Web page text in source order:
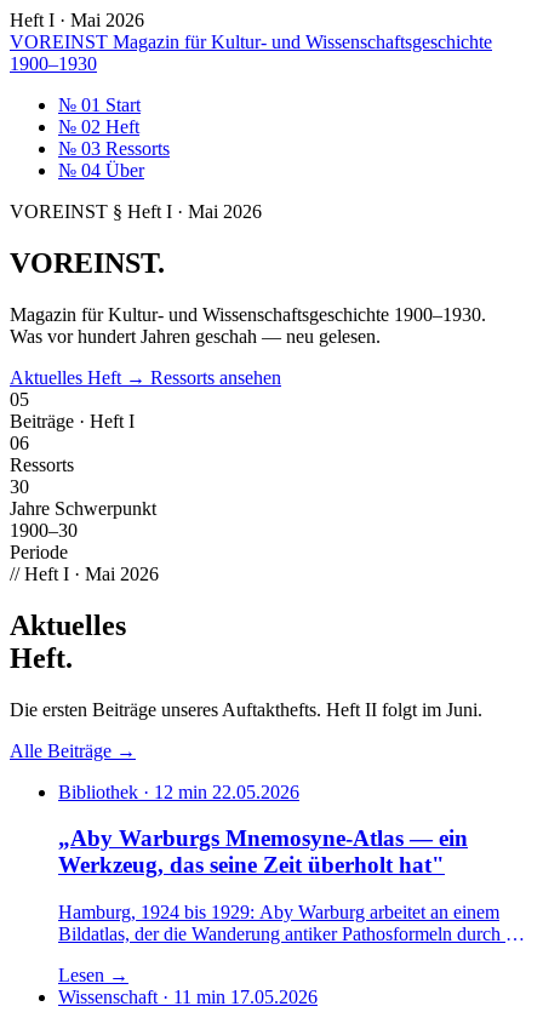
Heft I · Mai 2026
VOREINST Magazin für Kultur- und Wissenschaftsgeschichte
1900–1930
№ 01 Start
№ 02 Heft
№ 03 Ressorts
№ 04 Über
VOREINST § Heft I · Mai 2026
VOREINST.
Magazin für Kultur- und Wissenschafts­geschichte 1900–1930.
Was vor hundert Jahren geschah — neu gelesen.
Aktuelles Heft → Ressorts ansehen
05
Beiträge · Heft I
06
Ressorts
30
Jahre Schwerpunkt
1900–30
Periode
// Heft I · Mai 2026
Aktuelles
Heft.
Die ersten Beiträge unseres Auftakthefts. Heft II folgt im Juni.
Alle Beiträge →
Bibliothek · 12 min 22.05.2026
„Aby Warburgs Mnemosyne-Atlas — ein
Werkzeug, das seine Zeit überholt hat"
Hamburg, 1924 bis 1929: Aby Warburg arbeitet an einem
Bildatlas, der die Wanderung antiker Pathosformeln durch die
unvollendeten Mnemosyne-Atlas, die ikonologische Methode,
Saxl und Gombrich — und über das, was wir heute
Lesen →
Wissenschaft · 11 min 17.05.2026